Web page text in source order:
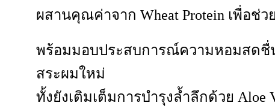
ผสานคุณค่าจาก Wheat Protein เพื่อช่
พร้อมมอบประสบการณ์ความหอมสดชื่
สระผมใหม่
ทั้งยังเติมเต็มการบำรุงล้ำลึกด้วย